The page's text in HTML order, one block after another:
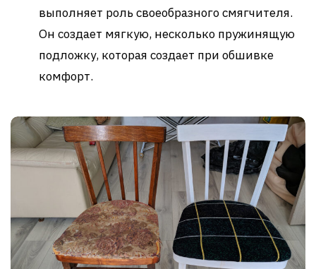
выполняет роль своеобразного смягчителя.
Он создает мягкую, несколько пружинящую
подложку, которая создает при обшивке
комфорт.